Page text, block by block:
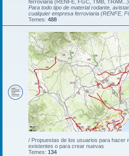
ferroviària (RENFE, FGC, TMB, TRAM...).
Para todo tipo de material rodante,
cualquier empresa ferroviaria (RENFE,
Temes: 488
/ Propuestas de los usuarios para hacer
existentes o para crear nuevas
Temes: 134